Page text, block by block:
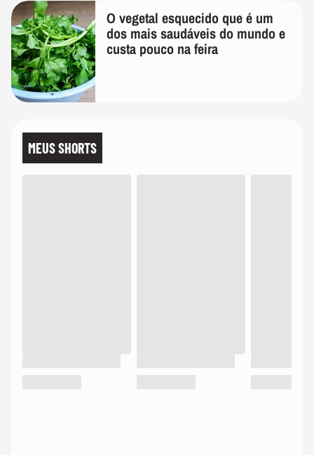
O vegetal esquecido que é um
dos mais saudáveis do mundo e
custa pouco na feira
MEUS SHORTS